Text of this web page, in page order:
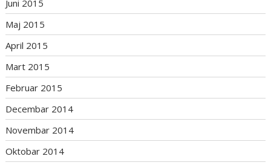
Juni 2015
Maj 2015
April 2015
Mart 2015
Februar 2015
Decembar 2014
Novembar 2014
Oktobar 2014